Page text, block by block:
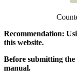
Recommendation:
this website.
Before submitting the
manual.